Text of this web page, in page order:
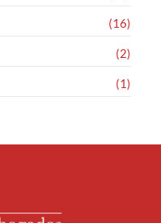
(16)
(2)
(1)